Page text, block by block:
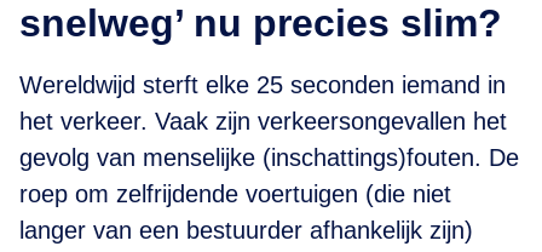
snelweg’ nu precies slim?
Wereldwijd sterft elke 25 seconden iemand in
het verkeer. Vaak zijn verkeersongevallen het
gevolg van menselijke (inschattings)fouten. De
roep om zelfrijdende voertuigen (die niet
langer van een bestuurder afhankelijk zijn)